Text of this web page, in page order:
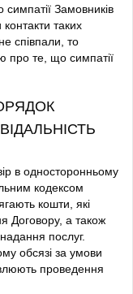
Замовників
таких
співпали, то
про те, що симпатії
в односторонньому
кодексом
кошти, які
Договору, а також
послуг.
обсязі за умови
проведення